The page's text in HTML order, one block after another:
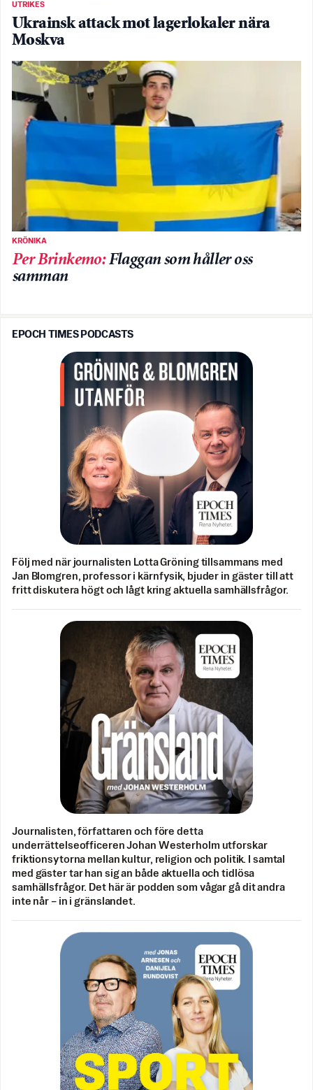
UTRIKES
Ukrainsk attack mot lagerlokaler nära
Moskva
KRÖNIKA
Per Brinkemo:Flaggan som håller oss
samman
EPOCH TIMES PODCASTS
Följ med när journalisten Lotta Gröning tillsammans med
Jan Blomgren, professor i kärnfysik, bjuder in gäster till att
fritt diskutera högt och lågt kring aktuella samhällsfrågor.
Journalisten, författaren och före detta
underrättelseofficeren Johan Westerholm utforskar
friktionsytorna mellan kultur, religion och politik. I samtal
med gäster tar han sig an både aktuella och tidlösa
samhällsfrågor. Det här är podden som vågar gå dit andra
inte når – in i gränslandet.